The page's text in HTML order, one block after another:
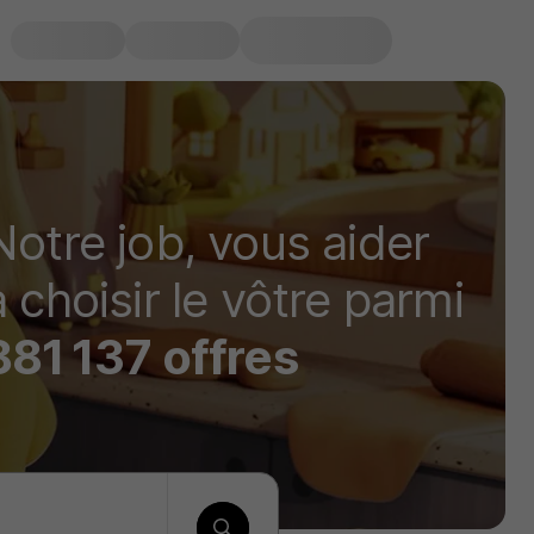
job, vous aider
choisir le vôtre parmi
137 offres